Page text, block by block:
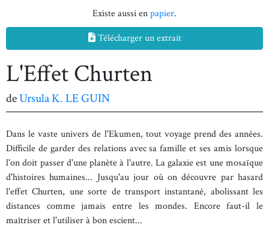
Existe aussi enpapier.
Télécharger un extrait
L'Effet Churten
deUrsula K. LE GUIN
Dans le vaste univers de l'Ekumen, tout voyage prend des années.
Difficile de garder des relations avec sa famille et ses amis lorsque
l'on doit passer d'une planète à l'autre. La galaxie est une mosaïque
d'histoires humaines... Jusqu'au jour où on découvre par hasard
l'effet Churten, une sorte de transport instantané, abolissant les
distances comme jamais entre les mondes. Encore faut-il le
maîtriser et l'utiliser à bon escient...